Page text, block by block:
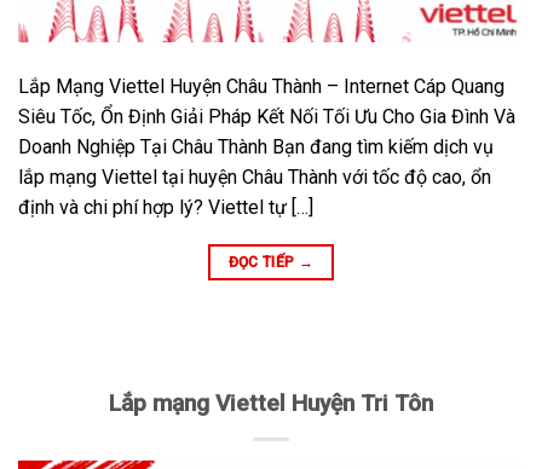
Lắp Mạng Viettel Huyện Châu Thành – Internet Cáp Quang
Siêu Tốc, Ổn Định Giải Pháp Kết Nối Tối Ưu Cho Gia Đình Và
Doanh Nghiệp Tại Châu Thành Bạn đang tìm kiếm dịch vụ
lắp mạng Viettel tại huyện Châu Thành với tốc độ cao, ổn
định và chi phí hợp lý? Viettel tự […]
ĐỌC TIẾP →
Lắp mạng Viettel Huyện Tri Tôn